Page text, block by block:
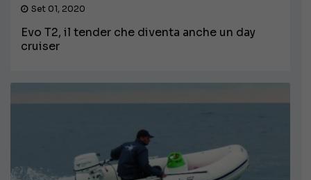
Set 01, 2020
Evo T2, il tender che diventa anche un day
cruiser